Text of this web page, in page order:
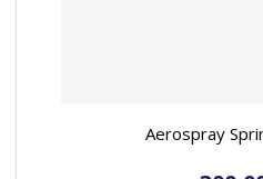
Aerospray